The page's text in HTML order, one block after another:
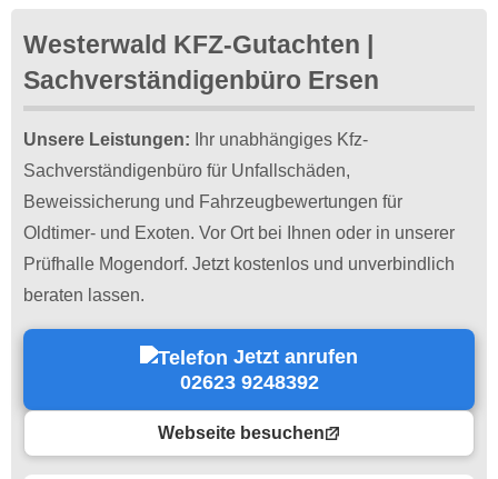
Westerwald KFZ-Gutachten |
Sachverständigenbüro Ersen
Unsere Leistungen: Ihr unabhängiges Kfz-
Sachverständigenbüro für Unfallschäden,
Beweissicherung und Fahrzeugbewertungen für
Oldtimer- und Exoten. Vor Ort bei Ihnen oder in unserer
Prüfhalle Mogendorf. Jetzt kostenlos und unverbindlich
beraten lassen.
Jetzt anrufen
02623 9248392
Webseite besuchen